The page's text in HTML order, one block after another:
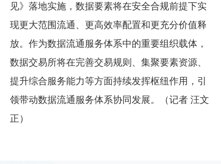
见》落地实施，数据要素将在安全合规前提下实
现更大范围流通、更高效率配置和更充分价值释
放。作为数据流通服务体系中的重要组织载体，
数据交易所将在完善交易规则、集聚要素资源、
提升综合服务能力等方面持续发挥枢纽作用，引
领带动数据流通服务体系协同发展。（记者 汪文
正）